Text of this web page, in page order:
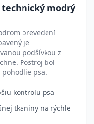
technický modrý
prevedení
je
podšívkou z
Postroj bol
pohodlie psa.
kontrolu psa
tkaniny na rýchle